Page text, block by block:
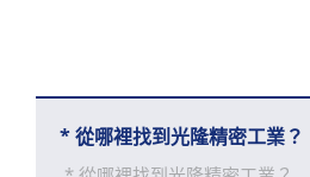
*從哪裡找到光隆精密工業？